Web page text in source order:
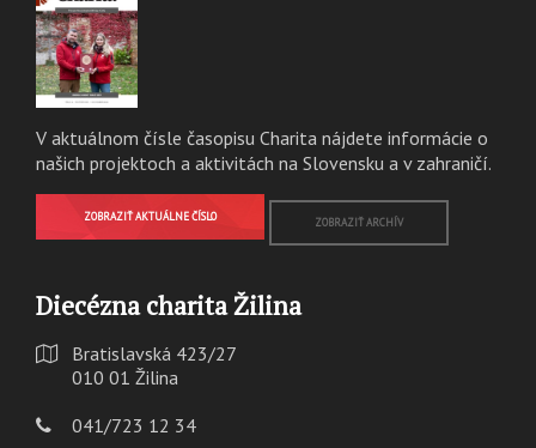
V aktuálnom čísle časopisu Charita nájdete informácie o
našich projektoch a aktivitách na Slovensku a v zahraničí.
ZOBRAZIŤ AKTUÁLNE ČÍSLO ZOBRAZIŤ ARCHÍV
Diecézna charita Žilina
Bratislavská 423/27
010 01 Žilina
041/723 12 34